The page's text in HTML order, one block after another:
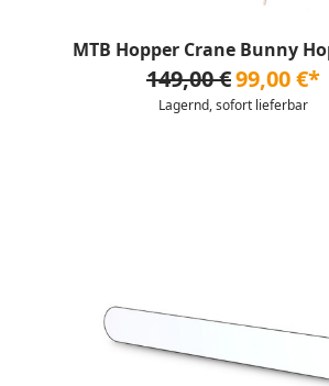
MTB Hopper Crane Bunny
149,00 €99,00 €*
Lagernd, sofort lieferbar